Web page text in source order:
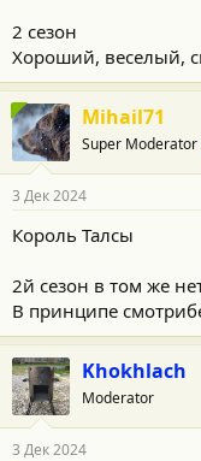
и
2 сезон
Хороший, веселый,
Mihail71
Super Moderator
3 Дек 2024
Король Талсы
2й сезон в том же
В принципе
Khokhlach
Moderator
3 Дек 2024